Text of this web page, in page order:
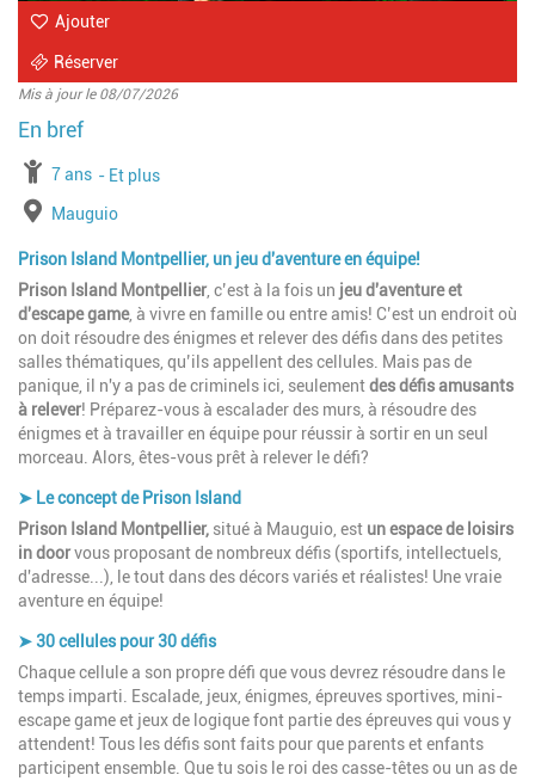
Ajouter
Réserver
Mis à jour le 08/07/2026
à partir de
7 ans jusqu'à l'âge de
Et plus
Lieu
Mauguio
Prison Island Montpellier, un jeu d'aventure en équipe!
Prison Island Montpellier , c’est à la fois un jeu d'aventure et
d'escape game, à vivre en famille ou entre amis! C’est un endroit où
on doit résoudre des énigmes et relever des défisdans des petites
salles thématiques, qu’ils appellent des cellules. Mais pas de
panique, il n'y a pas de criminels ici, seulementdes défis amusants
à relever! Préparez-vous à escalader des murs, à résoudre des
énigmes et à travailler en équipe pour réussir à sortir en un seul
morceau. Alors, êtes-vous prêt à relever le défi?
➤ Le concept de Prison Island
Prison Island Montpellier, situé à Mauguio, est un espace de loisirs
in doorvous proposant de nombreux défis (sportifs, intellectuels,
d'adresse...), le tout dans des décors variés et réalistes! Une vraie
aventure en équipe!
➤ 30 cellules pour 30 défis
Chaque cellule a son propre défi que vous devrez résoudre dans le
temps imparti. Escalade, jeux, énigmes, épreuves sportives, mini-
escape game et jeux de logique font partie des épreuves qui vous y
attendent! Tous les défis sont faits pour que parents et enfants
participent ensemble. Que tu sois le roi des casse-têtes ou un as de